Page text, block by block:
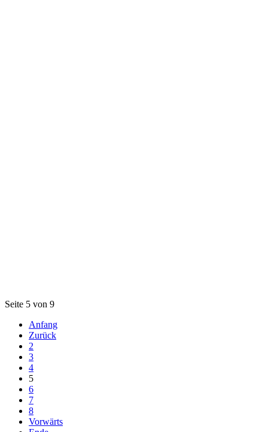
Seite 5 von 9
Anfang
Zurück
2
3
4
5
6
7
8
Vorwärts